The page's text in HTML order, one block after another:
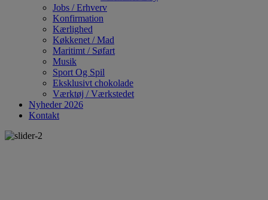
Jobs / Erhverv
Konfirmation
Kærlighed
Køkkenet / Mad
Maritimt / Søfart
Musik
Sport Og Spil
Eksklusivt chokolade
Værktøj / Værkstedet
Nyheder 2026
Kontakt